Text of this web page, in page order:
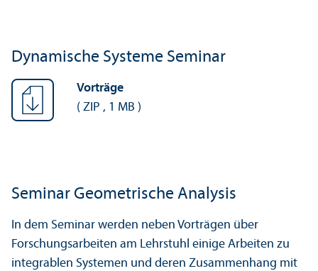
Dynamische Systeme Seminar
Vorträge
( ZIP , 1 MB )
Seminar Geometrische Analysis
In dem Seminar werden neben Vorträgen über
Forschungsarbeiten am Lehrstuhl einige Arbeiten zu
integrablen Systemen und deren Zusammenhang mit